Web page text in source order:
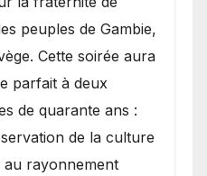
peuples de Gambie,
Cette soirée aura
parfait à deux
de quarante ans :
de la culture
au rayonnement